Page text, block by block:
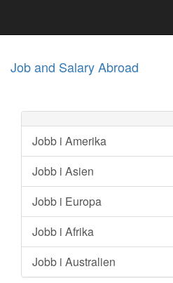
Job and Salary Abroad
Jobb i Amerika
Jobb i Asien
Jobb i Europa
Jobb i Afrika
Jobb i Australien